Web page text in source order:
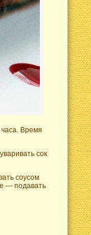
Время
сок
соусом
— подавать